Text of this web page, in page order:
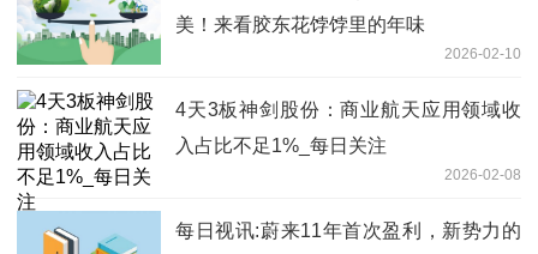
美！来看胶东花饽饽里的年味
2026-02-10
4天3板神剑股份：商业航天应用领域收
入占比不足1%_每日关注
2026-02-08
每日视讯:蔚来11年首次盈利，新势力的